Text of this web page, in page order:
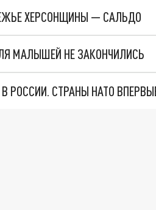
ХЕРСОНЩИНЫ — САЛЬДО
МАЛЫШЕЙ НЕ ЗАКОНЧИЛИСЬ